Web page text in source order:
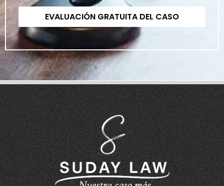
EVALUACIÓN GRATUITA DEL CASO